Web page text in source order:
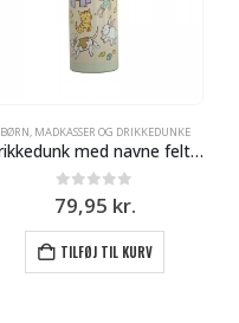
BØRN, MADKASSER OG DRIKKEDUNKE
Drikkedunk med navne felt – Legetøj tema
0ud af 5
79,95 kr.
TILFØJ TIL KURV